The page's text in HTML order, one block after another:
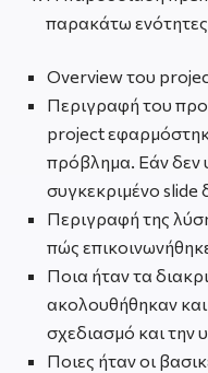
παρακάτω
Overview του
Περιγραφή του
project
πρόβλημα. Εάν δεν
συγκεκριμένο slide
Περιγραφή της
πώς
Ποια ήταν τα
ακολουθήθηκαν και
σχεδιασμό και την
Ποιες ήταν οι